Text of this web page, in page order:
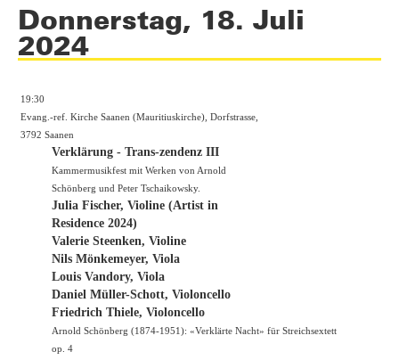
Donnerstag, 18. Juli
2024
19:30
Evang.-ref. Kirche Saanen (Mauritiuskirche), Dorfstrasse,
3792 Saanen
Verklärung - Trans-zendenz III
Kammermusikfest mit Werken von Arnold
Schönberg und Peter Tschaikowsky.
Julia Fischer, Violine (Artist in
Residence 2024)
Valerie Steenken, Violine
Nils Mönkemeyer, Viola
Louis Vandory, Viola
Daniel Müller-Schott, Violoncello
Friedrich Thiele, Violoncello
Arnold Schönberg (1874-1951): «Verklärte Nacht» für Streichsextett
op. 4